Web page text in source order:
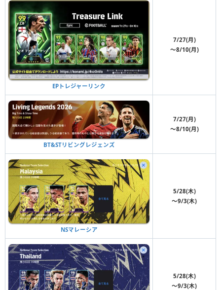
EPトレジャーリンク
7/27(月)
〜8/10(月)
BT&STリビングレジェンズ
7/27(月)
〜8/10(月)
NSマレーシア
5/28(木)
〜9/3(木)
5/28(木)
〜9/3(木)